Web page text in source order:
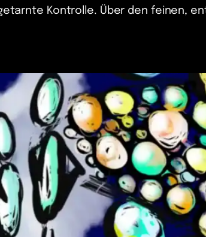
Kontrolle. Über den feinen,